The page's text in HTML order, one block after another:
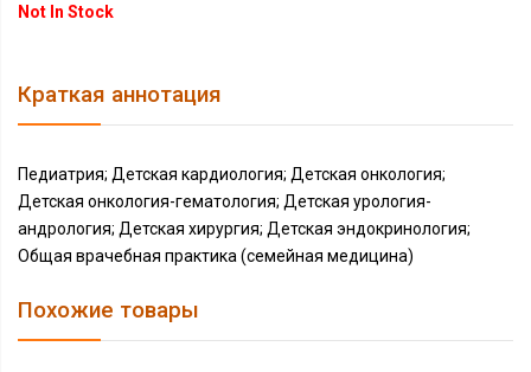
Not In Stock
Краткая аннотация
Педиатрия; Детская кардиология; Детская онкология;
Детская онкология-гематология; Детская урология-
андрология; Детская хирургия; Детская эндокринология;
Общая врачебная практика (семейная медицина)
Похожие товары